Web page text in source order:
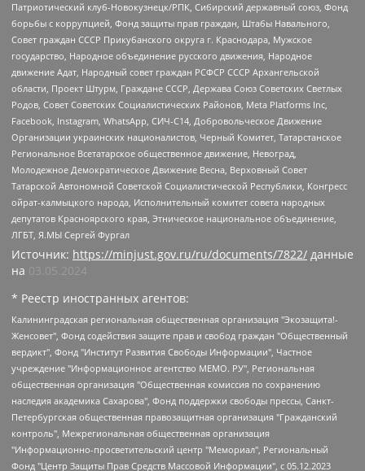
Патриотический клуб-Новокузнецк/РПК, Сибирский державный союз, Фонд
борьбы с коррупцией, Фонд защиты прав граждан, Штабы Навального,
Совет граждан СССР Прикубанского округа г. Краснодара, Мужское
государство, Народное объединение русского движения, Народное
движение Адат, Народный совет граждан РСФСР СССР Архангельской
области, Проект Штурм, Граждане СССР, Держава Союз Советских Светлых
Родов, Совет Советских Социалистических Районов, Meta Platforms Inc,
Facebook, Instagram, WhatsApp, СИЧ-С14, Добровольческое Движение
Организации украинских националистов, Черный Комитет, Татарстанское
Региональное Всетатарское общественное движение, Невоград,
Молодежное Демократическое Движение Весна, Верховный Совет
Татарской Автономной Советской Социалистической Республики, Конгресс
ойрат-калмыцкого народа, Исполнительный комитет совета народных
депутатов Красноярского края, Этническое национальное объединение,
ЛГБТ, Я.МЫ Сергей Фургал
Источник: https://minjust.gov.ru/ru/documents/7822/ данные
на 03.05.2024
* Реестр иностранных агентов:
Калининградская региональная общественная организация "Экозащита!-Женсовет", Фонд содействия защите прав и свобод граждан "Общественный вердикт", Фонд "Институт Развития Свободы Информации", Частное учреждение "Информационное агентство МЕМО. РУ", Региональная общественная организация "Общественная комиссия по сохранению наследия академика Сахарова", Фонд поддержки свободы прессы, Санкт-Петербургская общественная правозащитная организация "Гражданский контроль", Межрегиональная общественная организация "Информационно-просветительский центр "Мемориал", Региональный Фонд "Центр Защиты Прав Средств Массовой Информации", с 05.12.2023 Фонд "Центр Защиты Прав Средств массовой информации", Региональная общественная благотворительная организация помощи беженцам и мигрантам "Гражданское содействие", Негосударственное образовательное учреждение дополнительного профессионального образования (повышение квалификации) специалистов "АКАДЕМИЯ ПО ПРАВАМ ЧЕЛОВЕКА", Свердловская региональная общественная организация "Сутяжник", Автономная некоммерческая организация "Центр независимых социологических исследований", Союз общественных объединений "Российский исследовательский центр по правам человека", Региональное общественное учреждение научно-информационный центр "МЕМОРИАЛ", Некоммерческая организация "Фонд защиты гласности", Автономная некоммерческая организация "Институт прав человека", Городская общественная организация "Екатеринбургское общество "МЕМОРИАЛ", Городская общественная организация "Рязанское историко-просветительское и правозащитное общество "Мемориал" (Рязанский Мемориал), Челябинский региональный орган общественной самодеятельности – женское общественное объединение "Женщины Евразии", Челябинский региональный орган общественной самодеятельности "Уральская правозащитная группа", Фонд содействия защите здоровья и социальной справедливости имени Андрея Рылькова, Автономная Некоммерческая Организация "Аналитический Центр Юрия Левады", Автономная некоммерческая организация социальной поддержки населения "Проект Апрель", Региональная общественная организация помощи женщинам и детям, находящимся в кризисной ситуации "Информационно-методический центр "Анна", Фонд содействия развитию массовых коммуникаций и правовому просвещению "Так-так-Так", Фонд содействия устойчивому развитию "Серебряная тайга", Свердловский региональный общественный фонд социальных проектов "Новое время", "Idel.Реалии", Кавказ.Реалии, Крым.Реалии, Телеканал Настоящее Время, Татаро-башкирская служба Радио Свобода (Azatliq Radiosi), Радио Свободная Европа/Радио Свобода (PCE/PC), "Сибирь.Реалии", "Фактограф", Благотворительный фонд помощи осужденным и их семьям, Автономная некоммерческая организация "Институт глобализации и социальных движений", Фонд "В защиту прав заключенных", Частное учреждение "Центр поддержки и содействия развитию средств массовой информации", Пензенский региональный общественный благотворительный фонд "Гражданский союз", "Север.Реалии", Некоммерческая организация Фонд "Правовая инициатива", Общество с ограниченной ответственностью "Радио Свободная Европа/Радио Свобода", Чешское информационное агентство "MEDIUM-ORIENT", Красноярская региональная общественная организация "Мы против СПИДа", Камалягин Денис Николаевич, Маркелов Сергей Евгеньевич, Пономарев Лев Александрович, Савицкая Людмила Алексеевна, Автономная некоммерческая организация "Центр по работе с проблемой насилия "НАСИЛИЮ.НЕТ", Межрегиональный профессиональный союз работников здравоохранения "Альянс врачей", Юридическое лицо, зарегистрированное в Латвийской Республике, SIA "Medusa Project" (регистрационный номер 40103797863, дата регистрации 10.06.2014), Некоммерческая организация "Фонд по борьбе с коррупцией", Автономная некоммерческая организация "Институт права и публичной политики", Баданин Роман Сергеевич, Гликин Максим Александрович, Железнова Мария Михайловна, Лукьянова Юлия Сергеевна, Маетная Елизавета Витальевна, Маняхин Петр Борисович, Чуракова Ольга Владимировна, Ярош Юлия Петровна, Юридическое лицо "The Insider SIA", зарегистрированное в Риге, Латвийская Республика (дата регистрации 26.06.2015), являющееся администратором доменного имени интернет-издания "The Insider SIA", https://theins.ru, Постернак Алексей Евгеньевич, Рубин Михаил Аркадьевич, Анин Роман Александрович, Юридическое лицо Istories fonds, зарегистрированное в Латвийской Республике (регистрационный номер 50008295751, дата регистрации 24.02.2020), Великовский Дмитрий Александрович, Долинина Ирина Николаевна, Мароховская Алеся Алексеевна, Шлейнов Роман Юрьевич, Шмагун Олеся Валентиновна, Общество с ограниченной ответственностью "Альтаир 2021", Общество с ограниченной ответственностью "Вега 2021", Общество с ограниченной ответственностью "Главный редактор 2021", Общество с ограниченной ответственностью "Ромашки монолит", Важенков Артем Валерьевич, Ивановская областная общественная организация "Центр гендерных исследований", Гурман Юрий Альбертович, Медиапроект "ОВД-Инфо", Егоров Владимир Владимирович, Жилинский Владимир Александрович, Общество с ограниченной ответственностью "ЗП", Иванова София Юрьевна, Карезина Инна Павловна, Кильтау Екатерина Викторовна, Петров Алексей Викторович, Пискунов Сергей Евгеньевич, Смирнов Сергей Сергеевич, Тихонов Михаил Сергеевич, Общество с ограниченной ответственностью "ЖУРНАЛИСТ-ИНОСТРАННЫЙ АГЕНТ", Арапова Галина Юрьевна, Вольтская Татьяна Анатольевна, Американская компания "Mason G.E.S. Anonymous Foundation" (США), являющаяся владельцем интернет-издания https://mnews.world/, Компания "Stichting Bellingcat", зарегистрированная в Нидерландах (дата регистрации 11.07.2018), Захаров Андрей Вячеславович, Клепиковская Екатерина Дмитриевна, Общество с ограниченной ответственностью "МЕМО", Перл Роман Александрович, Симонов Евгений Алексеевич, Соловьева Елена Анатольевна, Сотников Даниил Владимирович, Сурначева Елизавета Дмитриевна, Автономная некоммерческая организация по защите прав человека и информированию населения "Якутия – Наше Мнение", Общество с ограниченной ответственностью "Москоу диджитал медиа", с 26.01.2023 Общество с ограниченной ответственностью "Чайка Белые сады", Ветошкина Валерия Валерьевна, Заговора Максим Александрович, Межрегиональное общественное движение "Российская ЛГБТ - сеть", Оленичев Максим Владимирович, Павлов Иван Юрьевич, Скворцова Елена Сергеевна, Общество с ограниченной ответственностью "Как бы инагент", Кочетков Игорь Викторович, Общество с ограниченной ответственностью "Честные выборы", Еланчик Олег Александрович, Общество с ограниченной ответственностью "Нобелевский призыв", Гималова Регина Эмилевна, Григорьев Андрей Валерьевич, Григорьева Алина Александровна, Ассоциация по содействию защите прав призывников, альтернативнослужащих и военнослужащих "Правозащитная группа "Гражданин.Армия.Право", Хисамова Регина Фаритовна, Автономная некоммерческая организация по реализации социально-правовых программ "Лилит", Дальневосточное общественное движение "Маяк", Санкт-Петербургская ЛГБТ-инициативная группа "Выход", Инициативная группа ЛГБТ+ "Реверс", Алексеев Андрей Викторович, Бекбулатова Таисия Львовна, Беляев Иван Михайлович, Владыкина Елена Сергеевна, Гельман Марат Александрович, Никульшина Вероника Юрьевна, Толоконникова Надежда Андреевна, Шендерович Виктор Анатольевич, Общество с ограниченной ответственностью "Данное сообщение", Общество с ограниченной ответственностью Издательский дом "Новая глава", Айнбиндер Александра Александровна, Московский комьюнити-центр для ЛГБТ+инициатив, Благотворительный фонд развития филантропии, Deutsche Welle (Германия, Kurt-Schumacher-Strasse 3, 53113 Bonn), Борзунова Мария Михайловна, Воробьев Виктор Викторович, Голубева Анна Львовна, Константинова Алла Михайловна, Малкова Ирина Владимировна, Мурадов Мурад Абдулгалимович, Осетинская Елизавета Николаевна, Понасенков Евгений Николаевич, Ганапольский Матвей Юрьевич, Киселев Евгений Алексеевич, Борухович Ирина Григорьевна, Дремин Иван Тимофеевич, Дубровский Дмитрий Викторович, Красноярская региональная общественная организация поддержки и развития альтернативных образовательных технологий и межкультурных коммуникаций "ИНТЕРРА", Маяковская Екатерина Алексеевна, Фейгин Марк Захарович, Филимонов Андрей Викторович, Дзугкоева Регина Николаевна, Доброхотов Роман Александрович, Дудь Юрий Александрович, Елкин Сергей Владимирович, Кругликов Кирилл Игоревич, Сабунаева Мария Леонидовна, Семенов Алексей Владимирович, Шаинян Карен Багратович, Шульман Екатерина Михайловна, Асафьев Артур Валерьевич, Вахштайн Виктор Семенович, Венедиктов Алексей Алексеевич, Лушникова Екатерина Евгеньевна, Волков Леонид Михайлович, Невзоров Александр Глебович, Пархоменко Сергей Борисович, Сироткин Ярослав Николаевич, Кара-Мурза Владимир Владимирович, Баранова Наталья Владимировна, Гозман Леонид Яковлевич, Кагарлицкий Борис Юльевич, Климарев Михаил Валерьевич, Милов Владимир Станиславович, Автономная некоммерческая организация Краснодарский центр современного искусства "Типография", Моргенштерн Алишер Тагирович, Соболь Любовь Эдуардовна, Общество с ограниченной ответственностью "ЛИЗА НОРМ", Каспаров Гарри Кимович, Ходорковский Михаил Борисович, Общество с ограниченной ответственностью "Апрельские тезисы", Данилович Ирина Брониславовна, Кашин Олег Владимирович, Петров Николай Владимирович, Пивоваров Алексей Владимирович, Соколов Михаил Владимирович, Цветкова Юлия Владимировна, Чичваркин Евгений Александрович, Комитет против пыток/Команда против пыток, Общество с ограниченной ответственностью "Первый научный", Общество с ограниченной ответственностью "Вертолет и ко", Белоцерковская Вероника Борисовна, Кац Максим Евгеньевич, Лазарева Татьяна Юрьевна, Шаведдинов Руслан Табризович, Яшин Илья Валерьевич, Общество с ограниченной ответственностью "Иноагент ААВ", Алешковский Дмитрий Петрович, Альбац Евгения Марковна, Быков Дмитрий Львович, Галямина Юлия Евгеньевна, Лойко Сергей Леонидович, Мартынов Кирилл Константинович, Медведев Сергей Александрович, Крашенинников Федор Геннадиевич, Гордеева Катерина Вл